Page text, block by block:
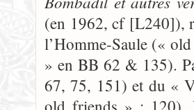
(en 1962, cf [L240]),
l’Homme-Saule («
» en BB 62 & 135).
67, 75, 151) et du «
old friends » : 120).